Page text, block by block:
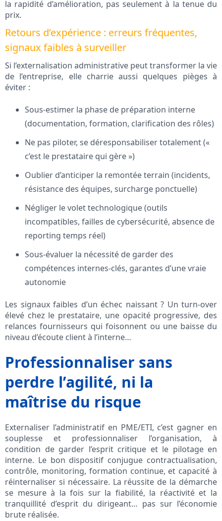
la rapidité d’amélioration, pas seulement à la tenue du
prix.
Retours d’expérience : erreurs fréquentes,
signaux faibles à surveiller
Si l’externalisation administrative peut transformer la vie
de l’entreprise, elle charrie aussi quelques pièges à
éviter :
Sous-estimer la phase de préparation interne
(documentation, formation, clarification des rôles)
Ne pas piloter, se déresponsabiliser totalement («
c’est le prestataire qui gère »)
Oublier d’anticiper la remontée terrain (incidents,
résistance des équipes, surcharge ponctuelle)
Négliger le volet technologique (outils
incompatibles, failles de cybersécurité, absence de
reporting temps réel)
Sous-évaluer la nécessité de garder des
compétences internes-clés, garantes d’une vraie
autonomie
Les signaux faibles d’un échec naissant ? Un turn-over
élevé chez le prestataire, une opacité progressive, des
relances fournisseurs qui foisonnent ou une baisse du
niveau d’écoute client à l’interne…
Professionnaliser sans
perdre l’agilité, ni la
maîtrise du risque
Externaliser l’administratif en PME/ETI, c’est gagner en
souplesse et professionnaliser l’organisation, à
condition de garder l’esprit critique et le pilotage en
interne. Le bon dispositif conjugue contractualisation,
contrôle, monitoring, formation continue, et capacité à
réinternaliser si nécessaire. La réussite de la démarche
se mesure à la fois sur la fiabilité, la réactivité et la
tranquillité d’esprit du dirigeant… pas sur l’économie
brute réalisée.